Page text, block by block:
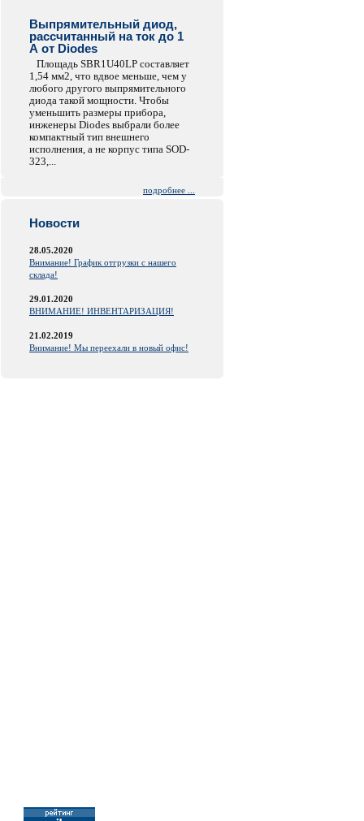
Выпрямительный диод,
рассчитанный на ток до 1
А от Diodes
Площадь SBR1U40LP составляет
1,54 мм2, что вдвое меньше, чем у
любого другого выпрямительного
диода такой мощности. Чтобы
уменьшить размеры прибора,
инженеры Diodes выбрали более
компактный тип внешнего
исполнения, а не корпус типа SOD-
323,...
подробнее ...
Новости
28.05.2020
Внимание! График отгрузки с нашего
склада!
29.01.2020
ВНИМАНИЕ! ИНВЕНТАРИЗАЦИЯ!
21.02.2019
Внимание! Мы переехали в новый офис!